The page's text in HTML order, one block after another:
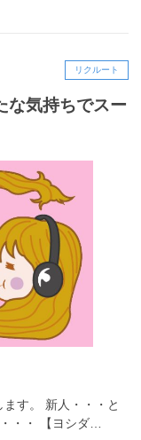
リクルート
な気持ちでスー
す。 新人・・・と
・・ 【ヨシダ…